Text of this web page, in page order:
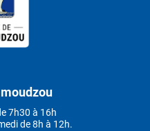
7h30 à 16h
de 8h à 12h.